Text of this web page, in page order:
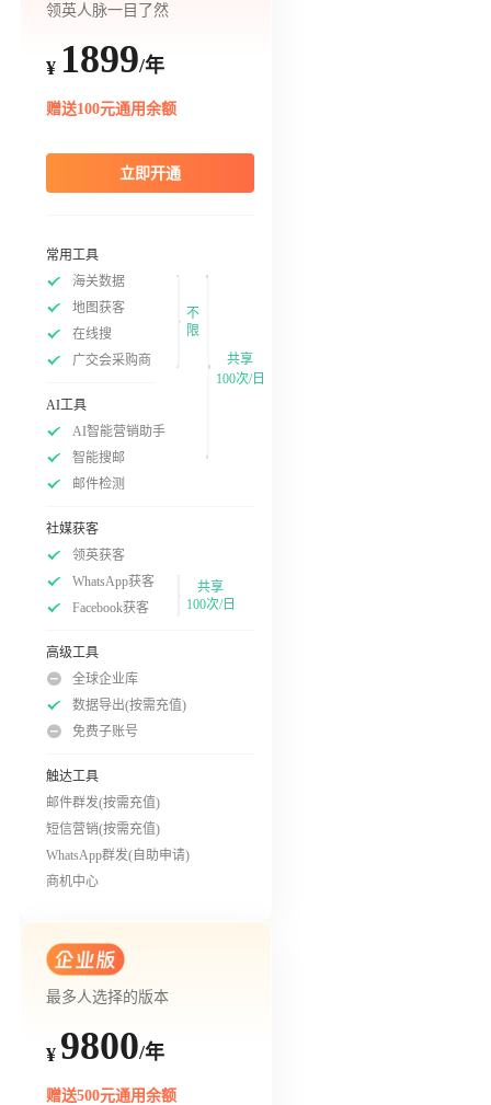
领英人脉一目了然
¥ 1899/年
赠送100元通用余额
立即开通
常用工具
海关数据
地图获客
在线搜
广交会采购商
不
限
AI工具
AI智能营销助手
智能搜邮
邮件检测
社媒获客
领英获客
WhatsApp获客
Facebook获客
共享
100次/日
高级工具
全球企业库
数据导出(按需充值)
免费子账号
触达工具
邮件群发(按需充值)
短信营销(按需充值)
WhatsApp群发(自助申请)
商机中心
共享
100次/日
最多人选择的版本
¥ 9800/年
赠送500元通用余额